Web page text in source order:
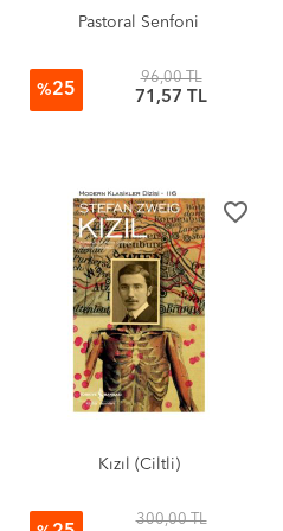
Pastoral Senfoni
%25
96,00 TL
71,57 TL
favorite_border
Kızıl (Ciltli)
300,00 TL